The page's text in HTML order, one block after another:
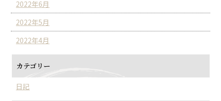
2022年6月
2022年5月
2022年4月
カテゴリー
日記